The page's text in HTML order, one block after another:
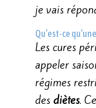
je vais
Qu’est-ce
Les cures
appeler
régimes
des diètes.